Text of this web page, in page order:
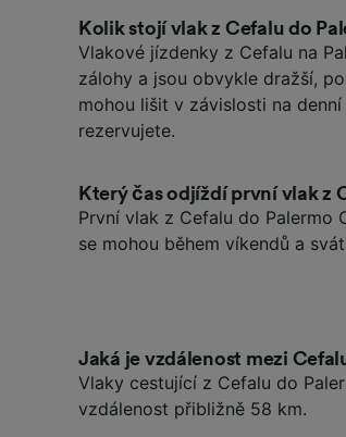
Kolik stojí vlak z Cefalu do
Vlakové jízdenky z Cefalu na
zálohy a jsou obvykle dražší,
mohou lišit v závislosti na
rezervujete.
Který čas odjíždí první vlak z
První vlak z Cefalu do Palermo
se mohou během víkendů a
Jaká je vzdálenost mezi
Vlaky cestující z Cefalu do
vzdálenost přibližně 58 km.